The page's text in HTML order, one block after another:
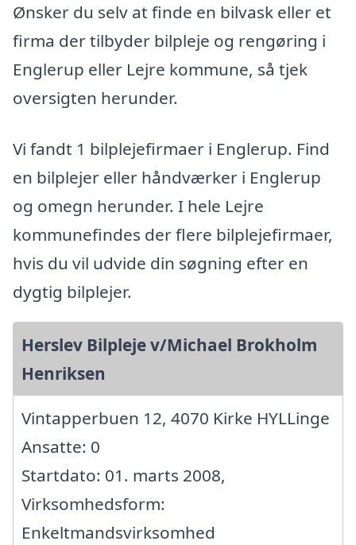
Ønsker du selv at finde en bilvask eller et
firma der tilbyder bilpleje og rengøring i
Englerup eller Lejre kommune, så tjek
oversigten herunder.
Vi fandt 1 bilplejefirmaer i Englerup. Find
en bilplejer eller håndværker i Englerup
og omegn herunder. I hele Lejre
kommunefindes der flere bilplejefirmaer,
hvis du vil udvide din søgning efter en
dygtig bilplejer.
Herslev Bilpleje v/Michael Brokholm
Henriksen
Vintapperbuen 12, 4070 Kirke HYLLinge
Ansatte: 0
Startdato: 01. marts 2008,
Virksomhedsform:
Enkeltmandsvirksomhed